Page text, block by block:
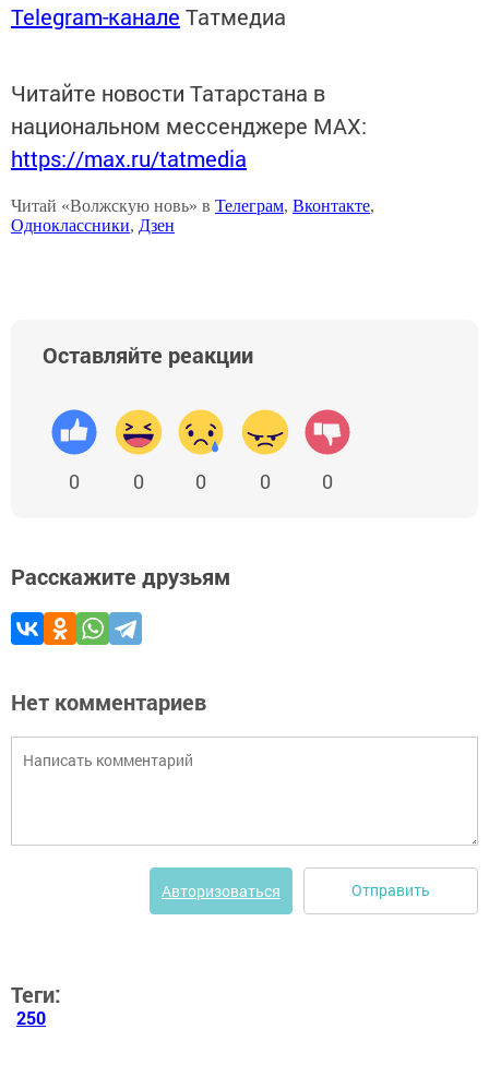
Telegram-канале Татмедиа
Читайте новости Татарстана в
национальном мессенджере MАХ:
https://max.ru/tatmedia
Читай «Волжскую новь» в Телеграм, Вконтакте,
Одноклассники, Дзен
Оставляйте реакции
0 0 0 0 0
Расскажите друзьям
Нет комментариев
Авторизоваться Отправить
Теги:
250